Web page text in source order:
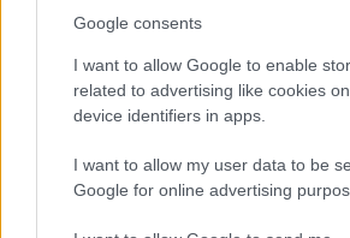
Google consents
I want to allow Google to enable
related to advertising like cookies
device identifiers in apps.
I want to allow my user data to be
Google for online advertising
Lgbtq News
Olanda
Investeren 24
NL Newz